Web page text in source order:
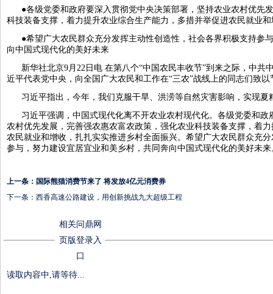
●各级党委和政府要深入贯彻党中央决策部署，坚持农业农村优先
科技装备支撑，着力提升农业综合生产能力，多措并举促进农民就业
●希望广大农民群众充分发挥主动性创造性，社会各界积极支持参
向中国式现代化的美好未来
新华社北京9月22日电 在第八个“中国农民丰收节”到来之际，中共
近平代表党中央，向全国广大农民和工作在“三农”战线上的同志们致
习近平指出，今年，我们克服干旱、洪涝等自然灾害影响，实现
习近平强调，中国式现代化离不开农业农村现代化。各级党委和
农村优先发展，完善强农惠农富农政策，强化农业科技装备支撑，着
农民就业和增收，扎扎实实推进乡村全面振兴。希望广大农民群众充
参与，努力建设宜居宜业和美乡村，共同奔向中国式现代化的美好未来
上一条： 国际熊猫消费节来了 将发放4亿元消费券
下一条： 西香高速公路建设，用创新挑战九大超级工程
相关问鼎网
页版登录入
口
读取内容中,请等待...